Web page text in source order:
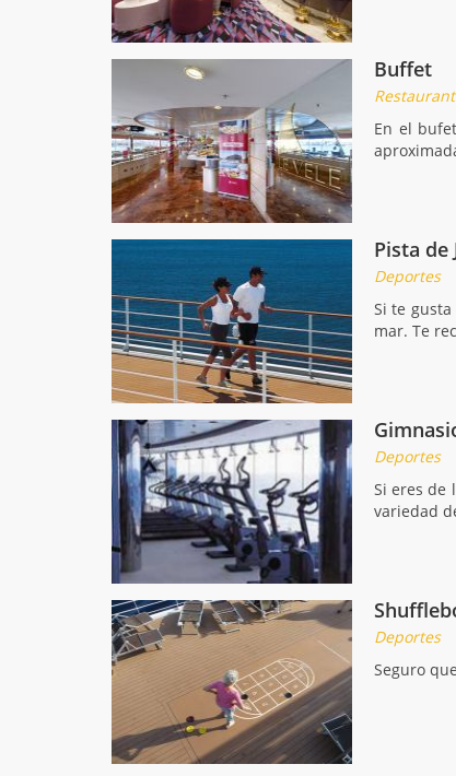
Buffet
En el
Pista de
Deportes
Si te
mar. Te
Deportes
Si eres de
variedad
Deportes
Seguro